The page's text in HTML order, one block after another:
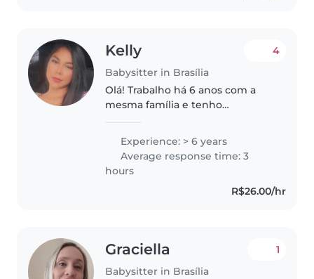
Kelly
Babysitter in Brasília
4
Olá! Trabalho há 6 anos com a
mesma família e tenho
autistas. Durante a semana, estou
disponível após às 15h30.
Experience: > 6 years
Average response time: 3
hours
R$26.00/hr
Graciella
Babysitter in Brasília
1